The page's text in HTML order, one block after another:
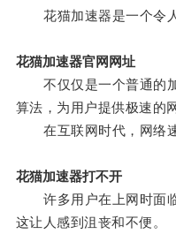
花猫加速器是一个令人
花猫加速器官网网址
不仅仅是一个普通的加
算法，为用户提供极速的
在互联网时代，网络速
花猫加速器打不开
许多用户在上网时面临
这让人感到沮丧和不便。